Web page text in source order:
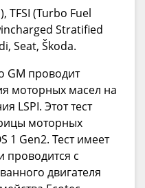
TFSI (Turbo Fuel
Stratified
Seat, Škoda.
GM проводит
моторных масел на
LSPI. Этот тест
моторных
1 Gen2. Тест имеет
проводится с
двигателя